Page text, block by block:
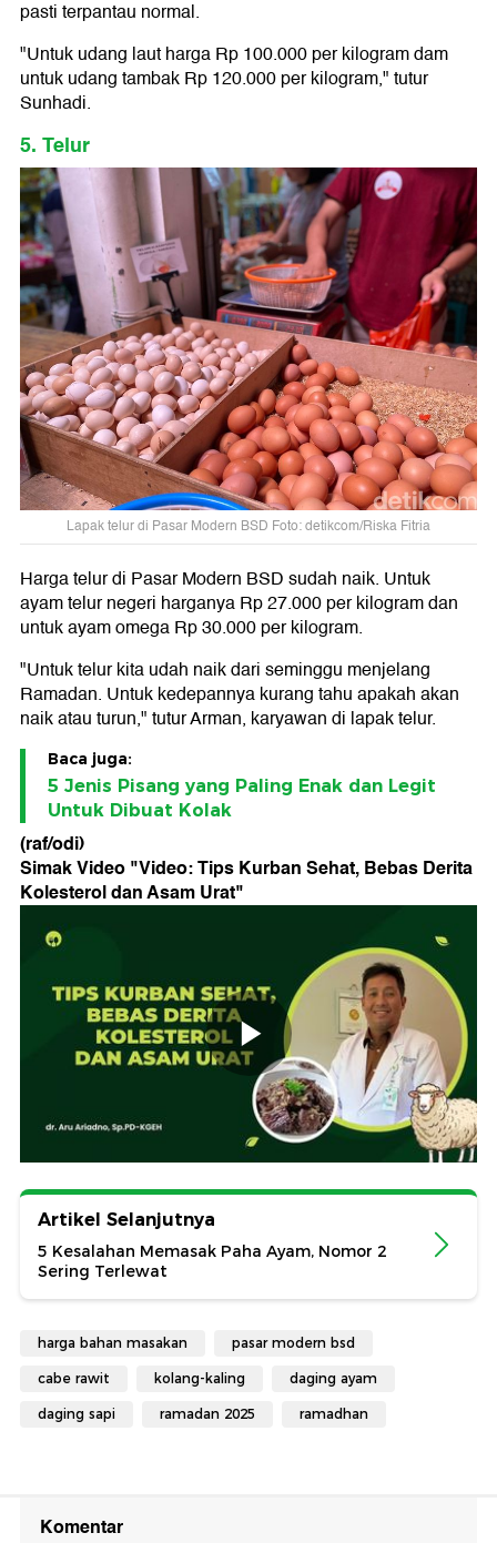
pasti terpantau normal.
"Untuk udang laut harga Rp 100.000 per kilogram dam
untuk udang tambak Rp 120.000 per kilogram," tutur
Sunhadi.
5. Telur
Lapak telur di Pasar Modern BSD Foto: detikcom/Riska Fitria
Harga telur di Pasar Modern BSD sudah naik. Untuk
ayam telur negeri harganya Rp 27.000 per kilogram dan
untuk ayam omega Rp 30.000 per kilogram.
"Untuk telur kita udah naik dari seminggu menjelang
Ramadan. Untuk kedepannya kurang tahu apakah akan
naik atau turun," tutur Arman, karyawan di lapak telur.
Baca juga:
5 Jenis Pisang yang Paling Enak dan Legit
Untuk Dibuat Kolak
(raf/odi)
Simak Video "Video: Tips Kurban Sehat, Bebas Derita
Kolesterol dan Asam Urat"
Artikel Selanjutnya
5 Kesalahan Memasak Paha Ayam, Nomor 2
Sering Terlewat
harga bahan masakan pasar modern bsd
cabe rawit kolang-kaling daging ayam
daging sapi ramadan 2025 ramadhan
Komentar